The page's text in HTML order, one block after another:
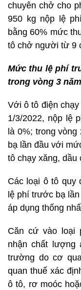
chuyên chở cho
950 kg nộp lệ
bằng 60% mức
tô chở người từ 9
Mức thu lệ phí
trong vòng 3
Với ô tô điện
1/3/2022, nộp lệ
là 0%; trong
bạ lần đầu với
tô chạy xăng, dầu
Các loại ô tô quy
lệ phí trước bạ
áp dụng thống
Căn cứ vào loại
nhận chất lượng
trường do cơ
quan thuế xác
ô tô, rơ moóc